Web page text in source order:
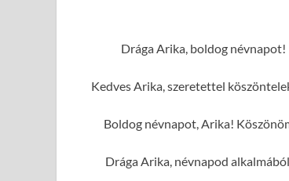
Drága Arika, boldog névnapot!
Kedves Arika, szeretettel
Boldog névnapot, Arika!
Drága Arika, névnapod